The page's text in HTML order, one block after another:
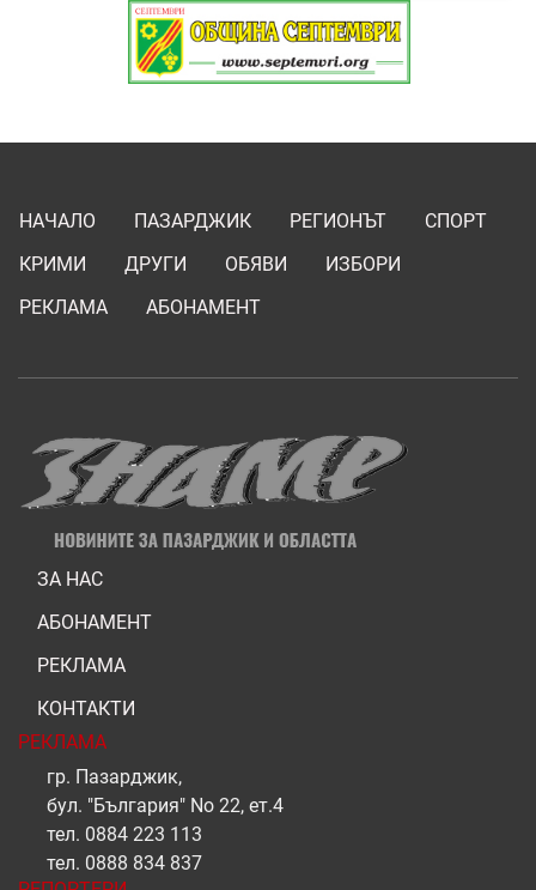
НАЧАЛО ПАЗАРДЖИК РЕГИОНЪТ
СПОРТ
КРИМИ
ДРУГИ ОБЯВИ
ИЗБОРИ
РЕКЛАМА
АБОНАМЕНТ
ЗА НАС
АБОНАМЕНТ
РЕКЛАМА
КОНТАКТИ
РЕКЛАМА
гр. Пазарджик,
бул. "България" No 22, ет.4
тел. 0884 223 113
тел. 0888 834 837